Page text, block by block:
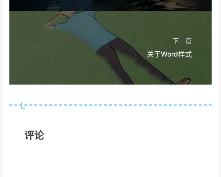
下一篇
关于Word样式
评论